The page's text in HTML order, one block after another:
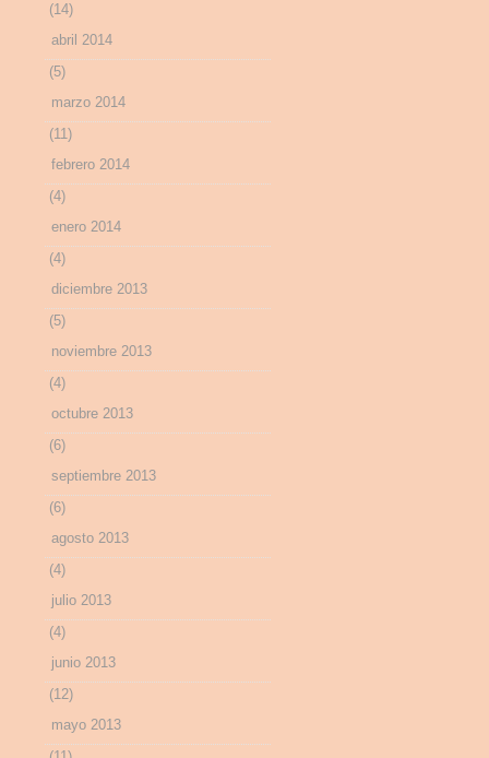
(14)
abril 2014
(5)
marzo 2014
(11)
febrero 2014
(4)
enero 2014
(4)
diciembre 2013
(5)
noviembre 2013
(4)
octubre 2013
(6)
septiembre 2013
(6)
agosto 2013
(4)
julio 2013
(4)
junio 2013
(12)
mayo 2013